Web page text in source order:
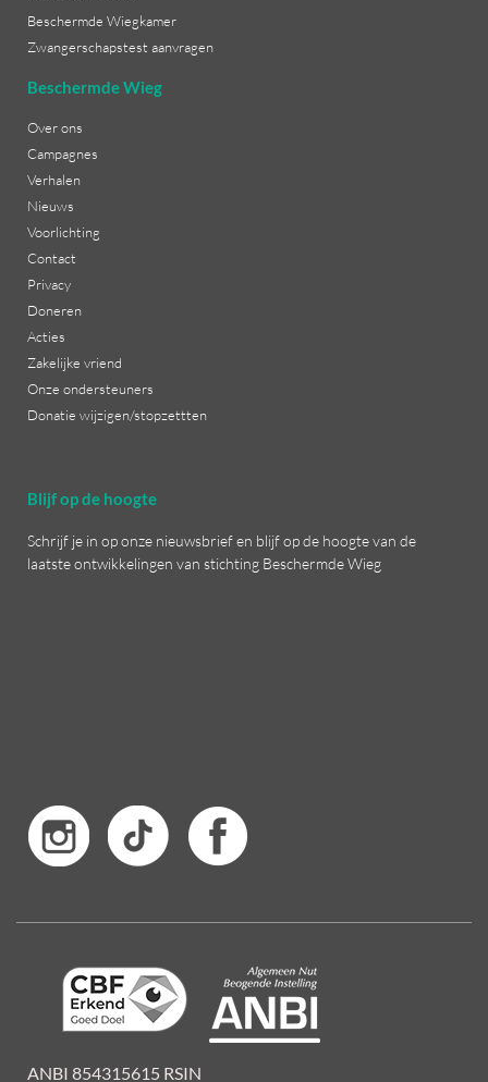
Beschermde Wiegkamer
Zwangerschapstest aanvragen
Beschermde Wieg
Over ons
Campagnes
Verhalen
Nieuws
Voorlichting
Contact
Privacy
Doneren
Acties
Zakelijke vriend
Onze ondersteuners
Donatie wijzigen/stopzettten
Blijf op de hoogte
Schrijf je in op onze nieuwsbrief en blijf op de hoogte van de
laatste ontwikkelingen van stichting Beschermde Wieg
ANBI 854315615 RSIN